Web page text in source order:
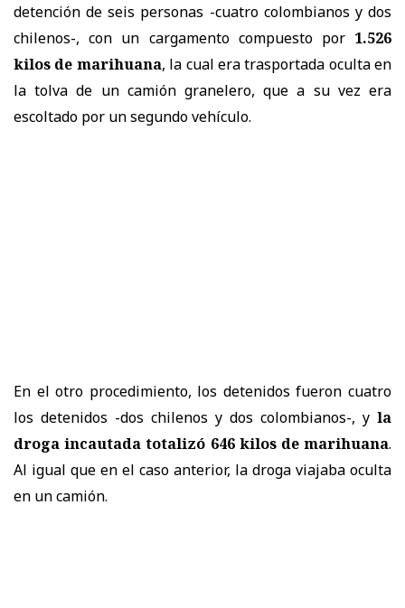
detención de seis personas -cuatro colombianos y dos
chilenos-, con un cargamento compuesto por 1.526
kilos de marihuana, la cual era trasportada oculta en
la tolva de un camión granelero, que a su vez era
escoltado por un segundo vehículo.
En el otro procedimiento, los detenidos fueron cuatro
los detenidos -dos chilenos y dos colombianos-, y la
droga incautada totalizó 646 kilos de marihuana.
Al igual que en el caso anterior, la droga viajaba oculta
en un camión.